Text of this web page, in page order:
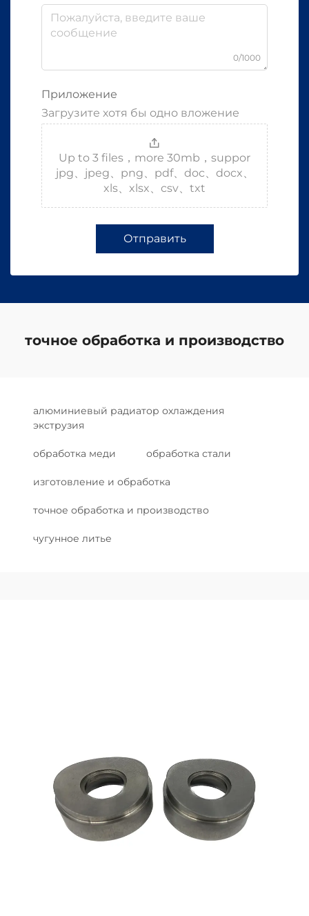
0/1000
Приложение
Загрузите хотя бы одно вложение
Up to 3 files，more 30mb，suppor
jpg、jpeg、png、pdf、doc、docx、
xls、xlsx、csv、txt
Отправить
точное обработка и производство
алюминиевый радиатор охлаждения
экструзия
обработка меди обработка стали
изготовление и обработка
точное обработка и производство
чугунное литье